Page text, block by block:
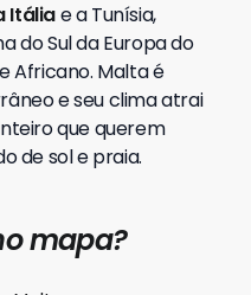
Itáliae a Tunísia,
do Sul da Europa do
Africano. Malta é
e seu clima atrai
que querem
de sol e praia.
mapa?